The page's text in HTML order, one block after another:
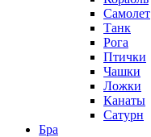
Самолет
Танк
Рога
Птички
Чашки
Ложки
Канаты
Сатурн
Бра